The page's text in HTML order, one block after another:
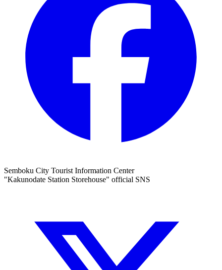
Semboku City Tourist Information Center
"Kakunodate Station Storehouse" official SNS